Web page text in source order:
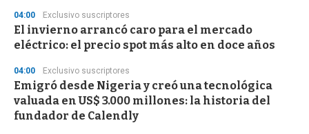
04:00 Exclusivo suscriptores
El invierno arrancó caro para el mercado
eléctrico: el precio spot más alto en doce años
04:00 Exclusivo suscriptores
Emigró desde Nigeria y creó una tecnológica
valuada en US$ 3.000 millones: la historia del
fundador de Calendly